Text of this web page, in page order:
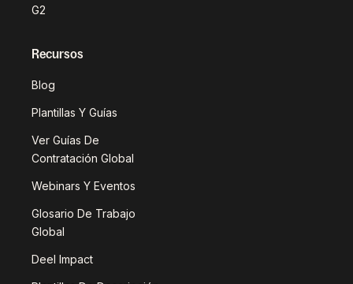
G2
Recursos
Blog
Plantillas Y Guías
Ver Guías De
Contratación Global
Webinars Y Eventos
Glosario De Trabajo
Global
Deel Impact